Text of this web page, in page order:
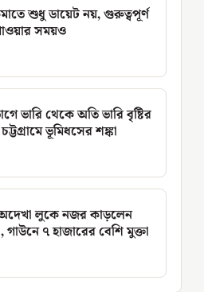
শুধু ডায়েট নয়, গুরুত্বপূর্ণ
সময়ও
ভারি থেকে অতি ভারি বৃষ্টির
ভূমিধসের শঙ্কা
লুকে নজর কাড়লেন
গাউনে ৭ হাজারের বেশি মুক্তা